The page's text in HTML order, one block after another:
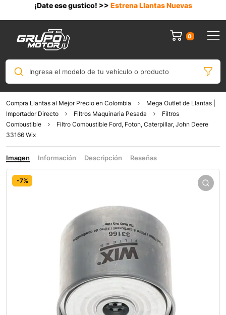
¡Date ese gustico! >> Estrena Llantas Nuevas
0
Ingresa el modelo de tu vehículo o producto
Compra Llantas al Mejor Precio en Colombia
Mega Outlet de Llantas |
Importador Directo
Filtros Maquinaria Pesada
Filtros
Combustible
Filtro Combustible Ford, Foton, Caterpillar, John Deere
33166 Wix
Imagen Información Descripción Reseñas
-7%